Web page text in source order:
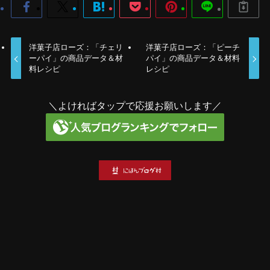
洋菓子店ローズ：「チェリ
ーパイ」の商品データ＆材
料レシピ
洋菓子店ローズ：「ピーチ
パイ」の商品データ＆材料
レシピ
＼よければタップで応援お願いします／